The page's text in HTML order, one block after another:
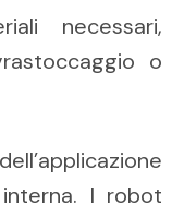
necessari,
o
I robot